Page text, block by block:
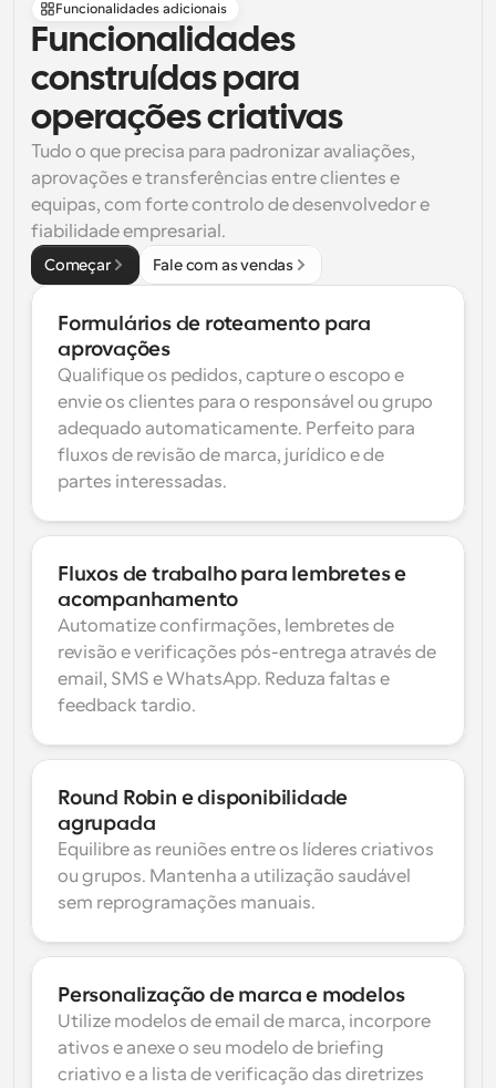
Funcionalidades adicionais
Funcionalidades
construídas para
operações criativas
Tudo o que precisa para padronizar avaliações,
aprovações e transferências entre clientes e
equipas, com forte controlo de desenvolvedor e
fiabilidade empresarial.
Começar Fale com as vendas
Formulários de roteamento para
aprovações
Qualifique os pedidos, capture o escopo e
envie os clientes para o responsável ou grupo
adequado automaticamente. Perfeito para
fluxos de revisão de marca, jurídico e de
partes interessadas.
Fluxos de trabalho para lembretes e
acompanhamento
Automatize confirmações, lembretes de
revisão e verificações pós-entrega através de
email, SMS e WhatsApp. Reduza faltas e
feedback tardio.
Round Robin e disponibilidade
agrupada
Equilibre as reuniões entre os líderes criativos
ou grupos. Mantenha a utilização saudável
sem reprogramações manuais.
Personalização de marca e modelos
Utilize modelos de email de marca, incorpore
ativos e anexe o seu modelo de briefing
criativo e a lista de verificação das diretrizes